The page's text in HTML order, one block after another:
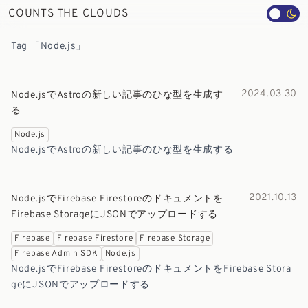
COUNTS THE CLOUDS
Tag 「Node.js」
Node.jsでAstroの新しい記事のひな型を生成す
る
2024.03.30
Node.js
Node.jsでAstroの新しい記事のひな型を生成する
Node.jsでFirebase Firestoreのドキュメントを
Firebase StorageにJSONでアップロードする
2021.10.13
Firebase Firebase Firestore
Firebase Storage
Firebase Admin SDK
Node.js
Node.jsでFirebase FirestoreのドキュメントをFirebase Stora
geにJSONでアップロードする